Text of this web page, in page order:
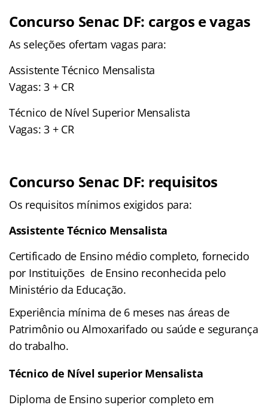
Concurso Senac DF: cargos e vagas
As seleções ofertam vagas para:
Assistente Técnico Mensalista
Vagas: 3 + CR
Técnico de Nível Superior Mensalista
Vagas: 3 + CR
Concurso Senac DF: requisitos
Os requisitos mínimos exigidos para:
Assistente Técnico Mensalista
Certificado de Ensino médio completo, fornecido
por Instituições de Ensino reconhecida pelo
Ministério da Educação.
Experiência mínima de 6 meses nas áreas de
Patrimônio ou Almoxarifado ou saúde e segurança
do trabalho.
Técnico de Nível superior Mensalista
Diploma de Ensino superior completo em